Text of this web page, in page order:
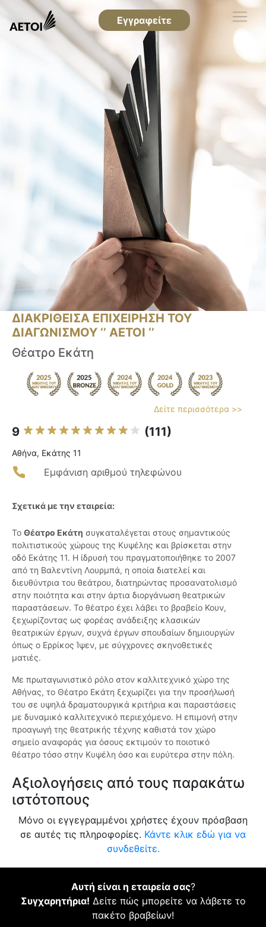
Εγγραφείτε
ΔΙΑΚΡΙΘΕΙΣΑ ΕΠΙΧΕΙΡΗΣΗ ΤΟΥ
ΔΙΑΓΩΝΙΣΜΟΥ ‘’ ΑΕΤΟΙ ‘’
Θέατρο Εκάτη
Δείτε περισσότερα >>
9 (111)
Αθήνα, Εκάτης 11
Εμφάνιση αριθμού τηλεφώνου
Σχετικά με την εταιρεία:
Το Θέατρο Εκάτη συγκαταλέγεται στους σημαντικούς
πολιτιστικούς χώρους της Κυψέλης και βρίσκεται στην
οδό Εκάτης 11. Η ίδρυσή του πραγματοποιήθηκε το 2007
από τη Βαλεντίνη Λουρμπά, η οποία διατελεί και
διευθύντρια του θεάτρου, διατηρώντας προσανατολισμό
στην ποιότητα και στην άρτια διοργάνωση θεατρικών
παραστάσεων. Το θέατρο έχει λάβει το βραβείο Κουν,
ξεχωρίζοντας ως φορέας ανάδειξης κλασικών
θεατρικών έργων, συχνά έργων σπουδαίων δημιουργών
όπως ο Ερρίκος Ίψεν, με σύγχρονες σκηνοθετικές
ματιές.
Με πρωταγωνιστικό ρόλο στον καλλιτεχνικό χώρο της
Αθήνας, το Θέατρο Εκάτη ξεχωρίζει για την προσήλωσή
του σε υψηλά δραματουργικά κριτήρια και παραστάσεις
με δυναμικό καλλιτεχνικό περιεχόμενο. Η επιμονή στην
προαγωγή της θεατρικής τέχνης καθιστά τον χώρο
σημείο αναφοράς για όσους εκτιμούν το ποιοτικό
θέατρο τόσο στην Κυψέλη όσο και ευρύτερα στην πόλη.
Αξιολογήσεις από τους παρακάτω
ιστότοπους
Μόνο οι εγγεγραμμένοι χρήστες έχουν πρόσβαση
σε αυτές τις πληροφορίες. Κάντε κλικ εδώ για να
συνδεθείτε.
Αυτή είναι η εταιρεία σας?
Συγχαρητήρια! Δείτε πώς μπορείτε να λάβετε το
πακέτο βραβείων!